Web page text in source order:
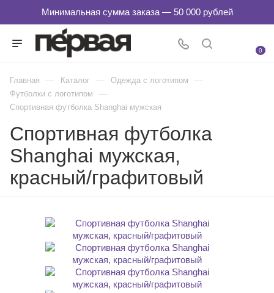
0
Главная — Каталог — Одежда с логотипом —
Футболки с логотипом —
Спортивная футболка Shanghai мужская
Спортивная футболка
Shanghai мужская,
красный/графитовый